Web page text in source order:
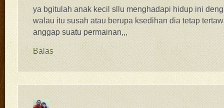
ya bgitulah anak kecil sllu menghadapi hidup ini
walau itu susah atau berupa ksedihan dia tetap
anggap suatu permainan,,,
Balas